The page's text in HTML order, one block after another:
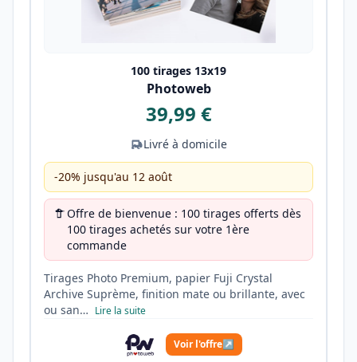
100 tirages 13x19
Photoweb
39,99 €
Livré à domicile
-20% jusqu'au 12 août
Offre de bienvenue : 100 tirages offerts dès
100 tirages achetés sur votre 1ère
commande
Tirages Photo Premium, papier Fuji Crystal
Archive Suprème, finition mate ou brillante, avec
ou san… Lire la suite
Voir l'offre↗